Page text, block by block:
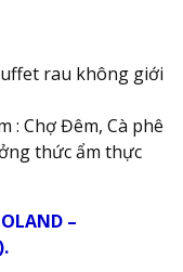
rau không giới
: Chợ Đêm, Cà phê
thức ẩm thực
–